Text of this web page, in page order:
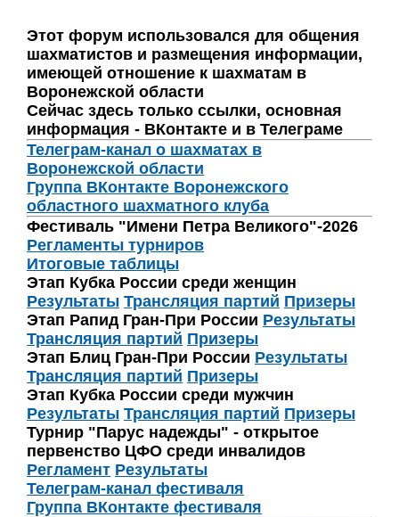
Этот форум использовался для общения
шахматистов и размещения информации,
имеющей отношение к шахматам в
Воронежской области
Сейчас здесь только ссылки, основная
информация - ВКонтакте и в Телеграме
Телеграм-канал о шахматах в
Воронежской области
Группа ВКонтакте Воронежского
областного шахматного клуба
Фестиваль "Имени Петра Великого"-2026
Регламенты турниров
Итоговые таблицы
Этап Кубка России среди женщин
Результаты Трансляция партий Призеры
Этап Рапид Гран-При России Результаты
Трансляция партий Призеры
Этап Блиц Гран-При России Результаты
Трансляция партий Призеры
Этап Кубка России среди мужчин
Результаты Трансляция партий Призеры
Турнир "Парус надежды" - открытое
первенство ЦФО среди инвалидов
Регламент Результаты
Телеграм-канал фестиваля
Группа ВКонтакте фестиваля